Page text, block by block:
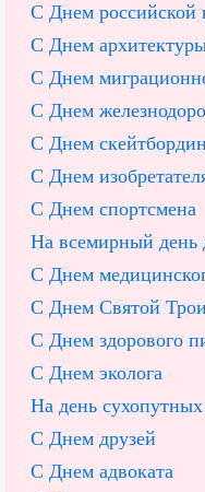
С Днем российской
С Днем
С Днем
С Днем
С Днем
С Днем
С Днем спортсмена
На всемирный день
С Днем
С Днем Святой
С Днем здорового
С Днем эколога
На день
С Днем друзей
С Днем адвоката